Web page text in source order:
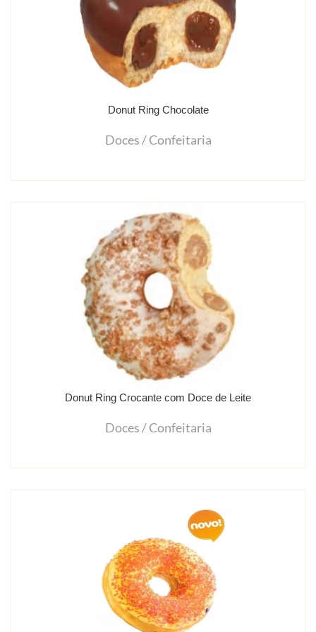
Donut Ring Chocolate
Doces / Confeitaria
Donut Ring Crocante com Doce de Leite
Doces / Confeitaria